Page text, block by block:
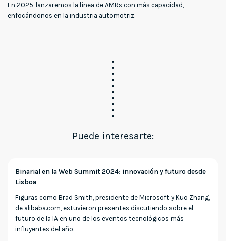
En 2025, lanzaremos la línea de AMRs con más capacidad,
enfocándonos en la industria automotriz.
Puede interesarte:
Binarial en la Web Summit 2024: innovación y futuro desde
Lisboa
Figuras como Brad Smith, presidente de Microsoft y Kuo Zhang,
de alibaba.com, estuvieron presentes discutiendo sobre el
futuro de la IA en uno de los eventos tecnológicos más
influyentes del año.